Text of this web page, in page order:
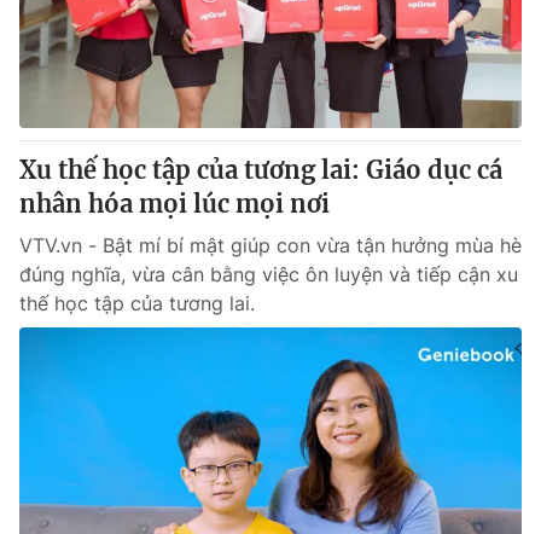
Xu thế học tập của tương lai: Giáo dục cá
nhân hóa mọi lúc mọi nơi
VTV.vn - Bật mí bí mật giúp con vừa tận hưởng mùa hè
đúng nghĩa, vừa cân bằng việc ôn luyện và tiếp cận xu
thế học tập của tương lai.